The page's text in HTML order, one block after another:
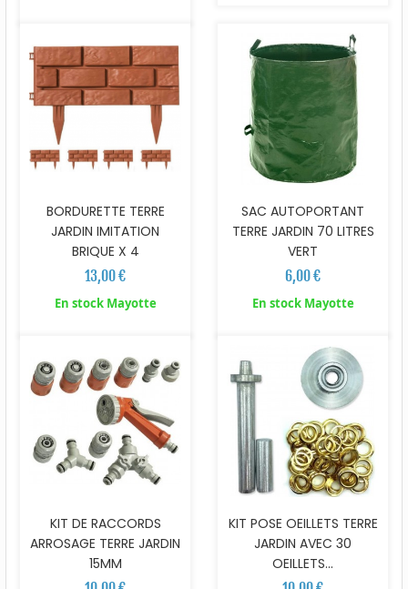
BORDURETTE TERRE
JARDIN IMITATION
BRIQUE X 4
13,00 €
En stock Mayotte
SAC AUTOPORTANT
TERRE JARDIN 70 LITRES
VERT
6,00 €
En stock Mayotte
KIT DE RACCORDS
ARROSAGE TERRE JARDIN
15MM
KIT POSE OEILLETS TERRE
JARDIN AVEC 30
OEILLETS...